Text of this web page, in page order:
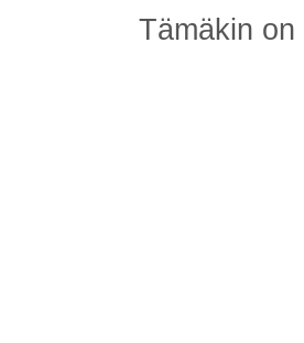
Tämäkin on